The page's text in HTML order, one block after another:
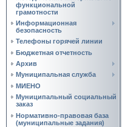
функциональной
грамотности
Информационная
безопасность
Телефоны горячей линии
Бюджетная отчетность
Архив
Муниципальная служба
МИЕНО
Муниципальный социальный
заказ
Нормативно‑правовая база
(муниципальные задания)